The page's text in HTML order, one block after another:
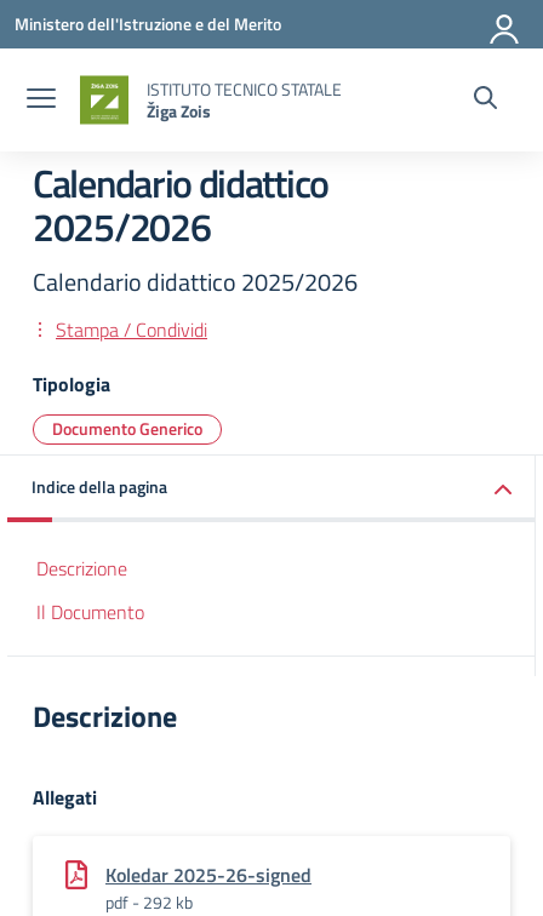
Vai ai contenuti
Vai al menu di navigazione
Vai al footer
Ministero dell'Istruzione e del Merito
ISTITUTO TECNICO STATALE
Žiga Zois
Calendario didattico
2025/2026
Calendario didattico 2025/2026
Stampa / Condividi
Tipologia
Documento Generico
Indice della pagina
Descrizione
Il Documento
Descrizione
Allegati
Koledar 2025-26-signed
pdf - 292 kb